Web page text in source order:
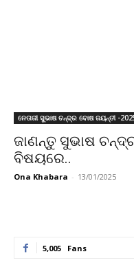
ନେତାଜୀ ସୁଭାଷ ଚନ୍ଦ୍ର ବୋଷ ଜୟନ୍ତୀ -
ଜାଣନ୍ତୁ ସୁଭାଷ
ବିଷୟରେ..
Ona Khabara - 13/01/2025
5,005 Fans